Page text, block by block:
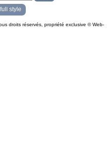
style
droits réservés, propriété exclusive © Web-